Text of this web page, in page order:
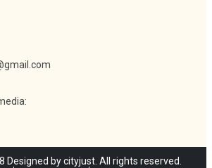
Designed by cityjust. All rights reserved.